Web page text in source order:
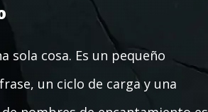
sola cosa. Es un pequeño
un ciclo de carga y una